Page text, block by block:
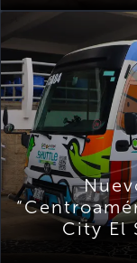
City El